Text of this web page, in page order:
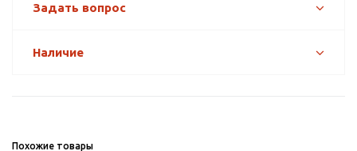
Задать вопрос
Наличие
Похожие товары